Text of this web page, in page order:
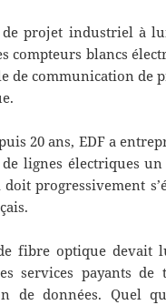
de projet industriel à
compteurs blancs
de communication de
20 ans, EDF a
lignes électriques
progressivement
fibre optique devait
services payants de
de données. Quel